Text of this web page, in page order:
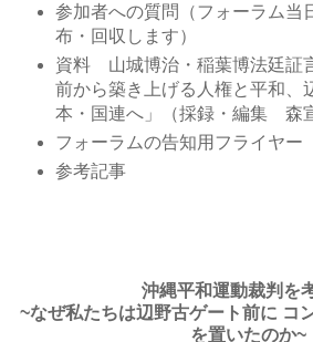
参加者への質問（フォーラム当
布・回収します）
資料 山城博治・稲葉博法廷証
前から築き上げる人権と平和、
本・国連へ」（採録・編集 森
フォーラムの告知用フライヤー
参考記事
沖縄平和運動裁判を
~なぜ私たちは辺野古ゲート前に コ
を置いたのか~